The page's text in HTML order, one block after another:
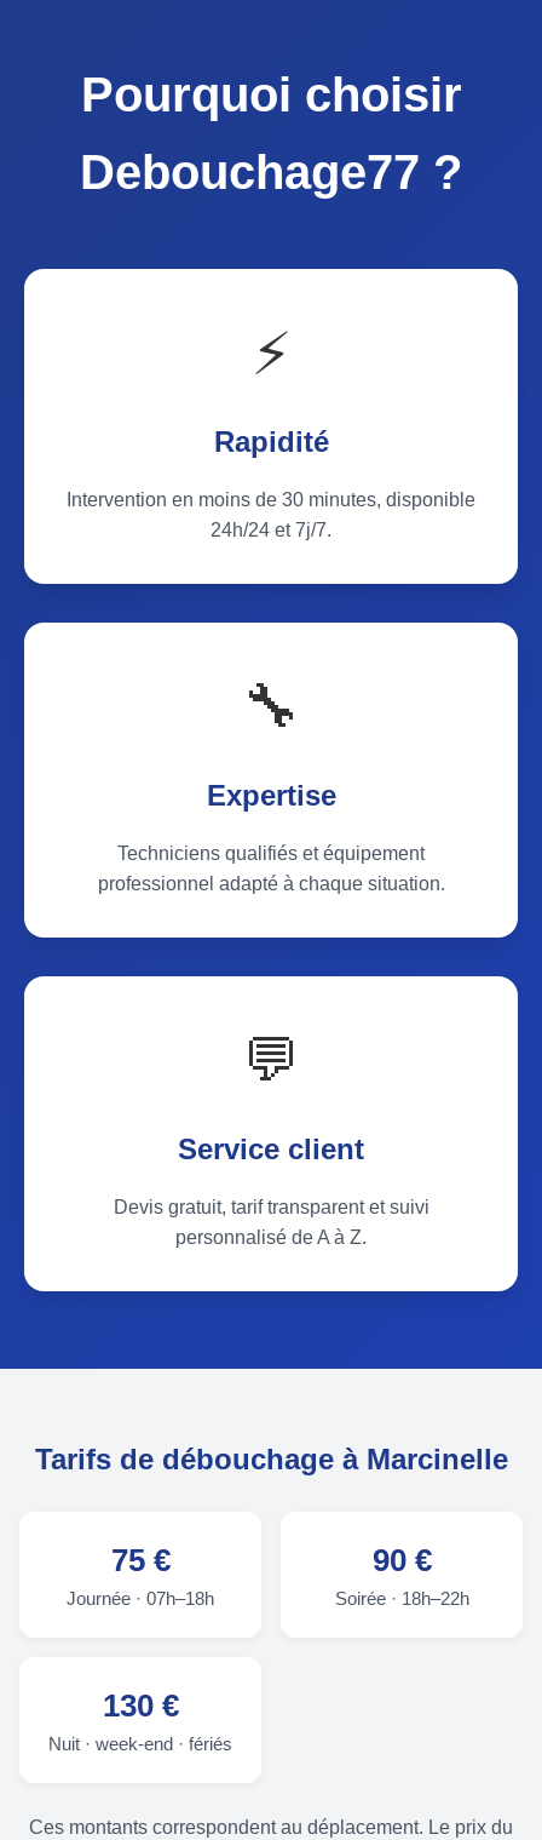
Pourquoi choisir
Debouchage77 ?
⚡
Rapidité
Intervention en moins de 30 minutes, disponible
24h/24 et 7j/7.
🔧
Expertise
Techniciens qualifiés et équipement
professionnel adapté à chaque situation.
💬
Service client
Devis gratuit, tarif transparent et suivi
personnalisé de A à Z.
Tarifs de débouchage à Marcinelle
75 €
Journée · 07h–18h
90 €
Soirée · 18h–22h
130 €
Nuit · week-end · fériés
Ces montants correspondent au déplacement. Le prix du